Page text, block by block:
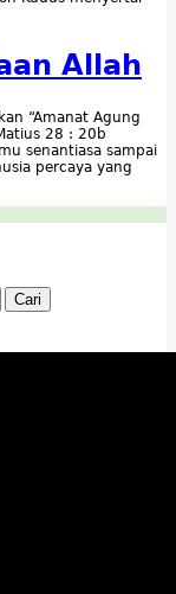
Allah
“Amanat Agung
28 : 20b
senantiasa sampai
percaya yang